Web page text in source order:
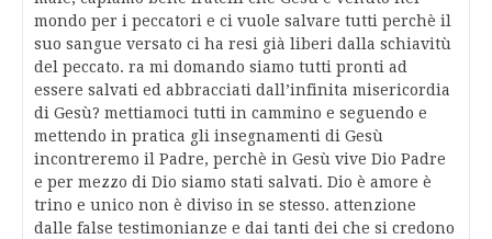
mondo per i peccatori e ci vuole salvare tutti perchè il
suo sangue versato ci ha resi già liberi dalla schiavitù
del peccato. ra mi domando siamo tutti pronti ad
essere salvati ed abbracciati dall’infinita misericordia
di Gesù? mettiamoci tutti in cammino e seguendo e
mettendo in pratica gli insegnamenti di Gesù
incontreremo il Padre, perchè in Gesù vive Dio Padre
e per mezzo di Dio siamo stati salvati. Dio è amore è
trino e unico non è diviso in se stesso. attenzione
dalle false testimonianze e dai tanti dei che si credono